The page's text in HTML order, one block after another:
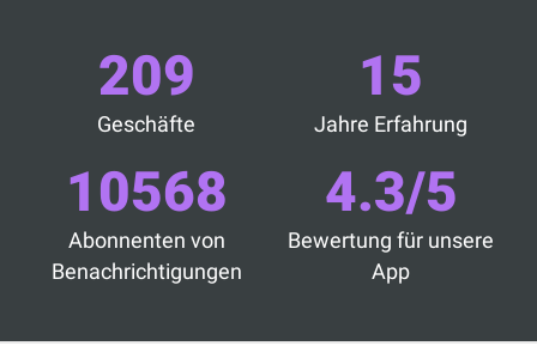
209
Geschäfte
15
Jahre Erfahrung
10568
Abonnenten von
Benachrichtigungen
4.3/5
Bewertung für unsere
App